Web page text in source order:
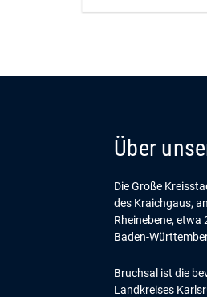
Über
Die Große
des Kraichgaus,
Rheinebene, etwa
Baden-
Bruchsal ist die
Landkreises